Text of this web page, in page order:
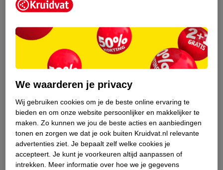
Kruidvat Club
Over Kruidvat
We waarderen je privacy
Wij gebruiken cookies om je de beste online ervaring te
bieden en om onze website persoonlijker en makkelijker te
maken. Zo kunnen we jou de beste acties en aanbiedingen
tonen en zorgen we dat je ook buiten Kruidvat.nl relevante
advertenties ziet. Je bepaalt zelf welke cookies je
accepteert. Je kunt je voorkeuren altijd aanpassen of
intrekken.
Meer informatie over hoe we je gegevens